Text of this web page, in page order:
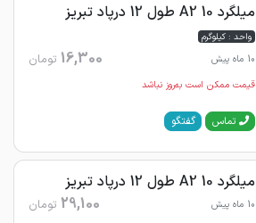
میلگرد 10 A2 طول 12 درپاد تبریز
واحد : کیلوگرم
10 ماه پیش
16,300 تومان
قیمت ممکن است به‌روز نباشد
تماس گفتگو
میلگرد 10 A2 طول 12 درپاد تبریز
10 ماه پیش 29,100 تومان